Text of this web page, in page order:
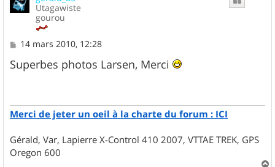
Utagawiste
gourou
M
s
s
14 mars 2010, 12:28
Superbes photos Larsen, Merci
Merci de jeter un oeil à la charte du forum : ICI
Gérald, Var, Lapierre X-Control 410 2007, VTTAE TREK, GPS
Oregon 600